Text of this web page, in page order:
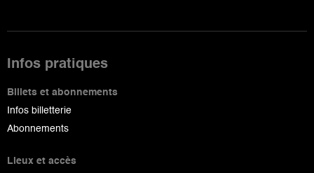
Infos pratiques
Billets et abonnements
Infos billetterie
Abonnements
Lieux et accès